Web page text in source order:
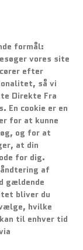
formål:
vores site
efter
så vi
Direkte Fra
En cookie er en
for at kunne
og for at
at din
for dig.
af
gældende
bliver du
hvilke
til enhver tid